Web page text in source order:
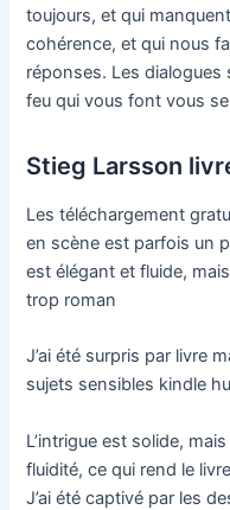
toujours, et qui
cohérence, et qui nous
réponses. Les
feu qui vous font vous
Stieg Larsson
Les téléchargement
en scène est parfois un
est élégant et fluide,
trop roman
J’ai été surpris par livre
sujets sensibles kindle
L’intrigue est solide,
fluidité, ce qui rend le
J’ai été captivé par les